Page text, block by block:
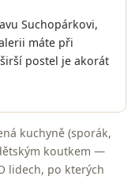
Suchopárkovi,
máte při
postel je akorát
kuchyně (sporák,
koutkem —
lidech, po kterých